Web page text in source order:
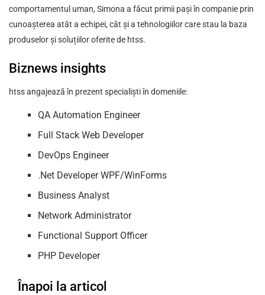
comportamentul uman, Simona a făcut primii pași în companie prin
cunoașterea atât a echipei, cât și a tehnologiilor care stau la baza
produselor și soluțiilor oferite de htss.
Biznews insights
htss angajează în prezent specialiști în domeniile:
QA Automation Engineer
Full Stack Web Developer
DevOps Engineer
.Net Developer WPF/WinForms
Business Analyst
Network Administrator
Functional Support Officer
PHP Developer
Înapoi la articol